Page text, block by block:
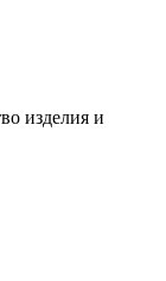
изделия и